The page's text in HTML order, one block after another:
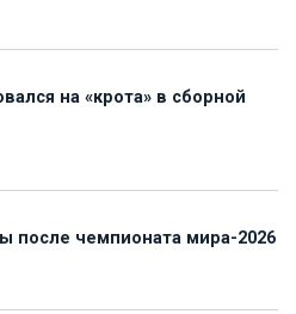
на «крота» в сборной
после чемпионата мира-2026